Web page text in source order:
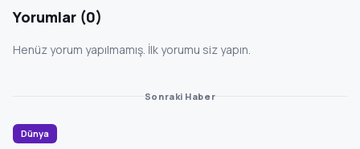
Yorumlar (0)
Henüz yorum yapılmamış. İlk yorumu siz yapın.
Sonraki Haber
Dünya